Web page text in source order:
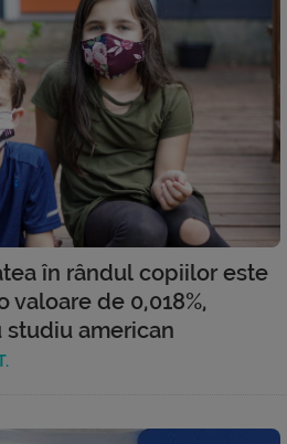
în rândul copiilor este
valoare de 0,018%,
american